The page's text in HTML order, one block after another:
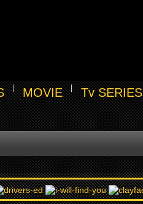
MOVIE Tv SERIES